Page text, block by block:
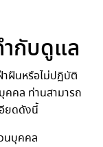
กับดูแล
าฝืนหรือไม่ปฏิบัติ
คล ท่านสามารถ
ยดดังนี้
นบุคคล